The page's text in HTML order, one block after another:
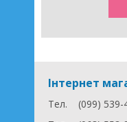
Інтернет
Тел.
(099) 539-